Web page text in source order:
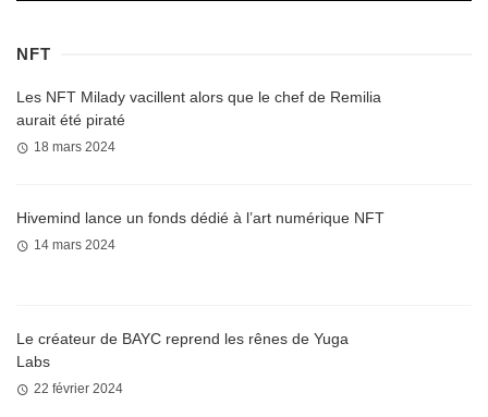
NFT
Les NFT Milady vacillent alors que le chef de Remilia
aurait été piraté
18 mars 2024
Hivemind lance un fonds dédié à l’art numérique NFT
14 mars 2024
Le créateur de BAYC reprend les rênes de Yuga
Labs
22 février 2024